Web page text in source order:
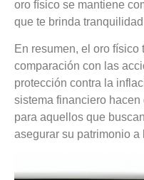
oro físico se mantiene
que te brinda
En resumen, el oro
comparación con las
protección contra la
sistema financiero
para aquellos que
asegurar su patrimonio a